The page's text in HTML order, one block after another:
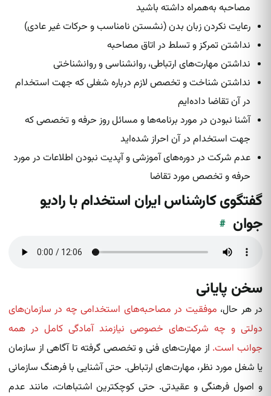
مصاحبه به‌همراه داشته باشید
رعایت نکردن زبان بدن (نشستن نامناسب و حرکات غیر عادی)
نداشتن تمرکز و تسلط در اتاق مصاحبه
نداشتن مهارت‌های ارتباطی، روانشناسی و روانشناختی
نداشتن شناخت و تخصص لازم درباره شغلی که جهت استخدام
در آن تقاضا داده‌ایم
آشنا نبودن در مورد برنامه‌ها و مسائل روز حرفه و تخصصی که
جهت استخدام در آن احراز شده‌اید
عدم شرکت در دوره‌های آموزشی و آپدیت نبودن اطلاعات در مورد
حرفه و تخصص مورد تقاضا
گفتگوی کارشناس ایران استخدام با رادیو
جوان #
سخن پایانی
در هر حال، موفقیت در مصاحبه‌های استخدامی چه در سازمان‌های
دولتی و چه شرکت‌های خصوصی نیازمند آمادگی کامل در همه
جوانب است. از مهارت‌های فنی و تخصصی گرفته تا آگاهی از سازمان
یا شغل مورد نظر، مهارت‌های ارتباطی. حتی آشنایی با فرهنگ سازمانی
و اصول فرهنگی و عقیدتی. حتی کوچکترین اشتباهات، مانند عدم